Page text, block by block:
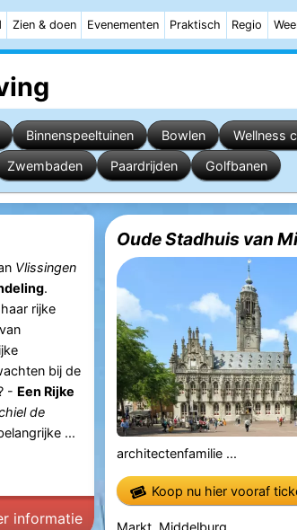
Zien & doen Evenementen Praktisch Regio
Binnenspeeltuinen Bowlen Wellness
Zwembaden Paardrijden Golfbanen
Vlissingen
.
rijke
bij de
- Een Rijke
de
...
informatie
Oude Stadhuis van
architectenfamilie ...
Koop nu hier vooraf
Markt, Middelburg